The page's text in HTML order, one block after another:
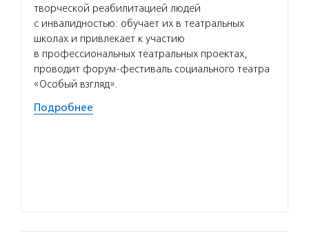
творческой реабилитацией людей
с инвалидностью: обучает их в театральных
школах и привлекает к участию
в профессиональных театральных проектах,
проводит форум-фестиваль социального театра
«Особый взгляд».
Подробнее